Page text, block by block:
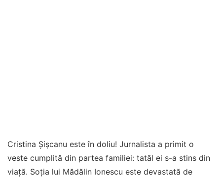
Cristina Șișcanu este în doliu! Jurnalista a primit o
veste cumplită din partea familiei: tatăl ei s-a stins din
viață. Soția lui Mădălin Ionescu este devastată de